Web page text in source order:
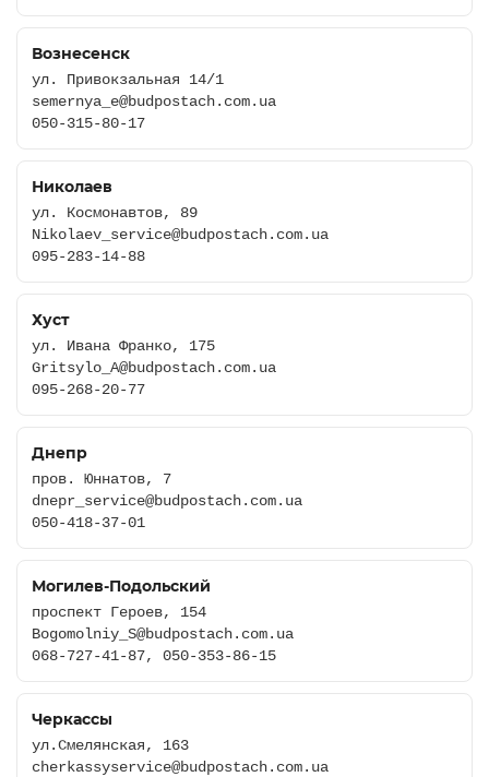
Вознесенск
ул. Привокзальная 14/1
semernya_e@budpostach.com.ua
050-315-80-17
Николаев
ул. Космонавтов, 89
Nikolaev_service@budpostach.com.ua
095-283-14-88
Хуст
ул. Ивана Франко, 175
Gritsylo_A@budpostach.com.ua
095-268-20-77
Днепр
пров. Юннатов, 7
dnepr_service@budpostach.com.ua
050-418-37-01
Могилев-Подольский
проспект Героев, 154
Bogomolniy_S@budpostach.com.ua
068-727-41-87, 050-353-86-15
Черкассы
ул.Смелянская, 163
cherkassyservice@budpostach.com.ua